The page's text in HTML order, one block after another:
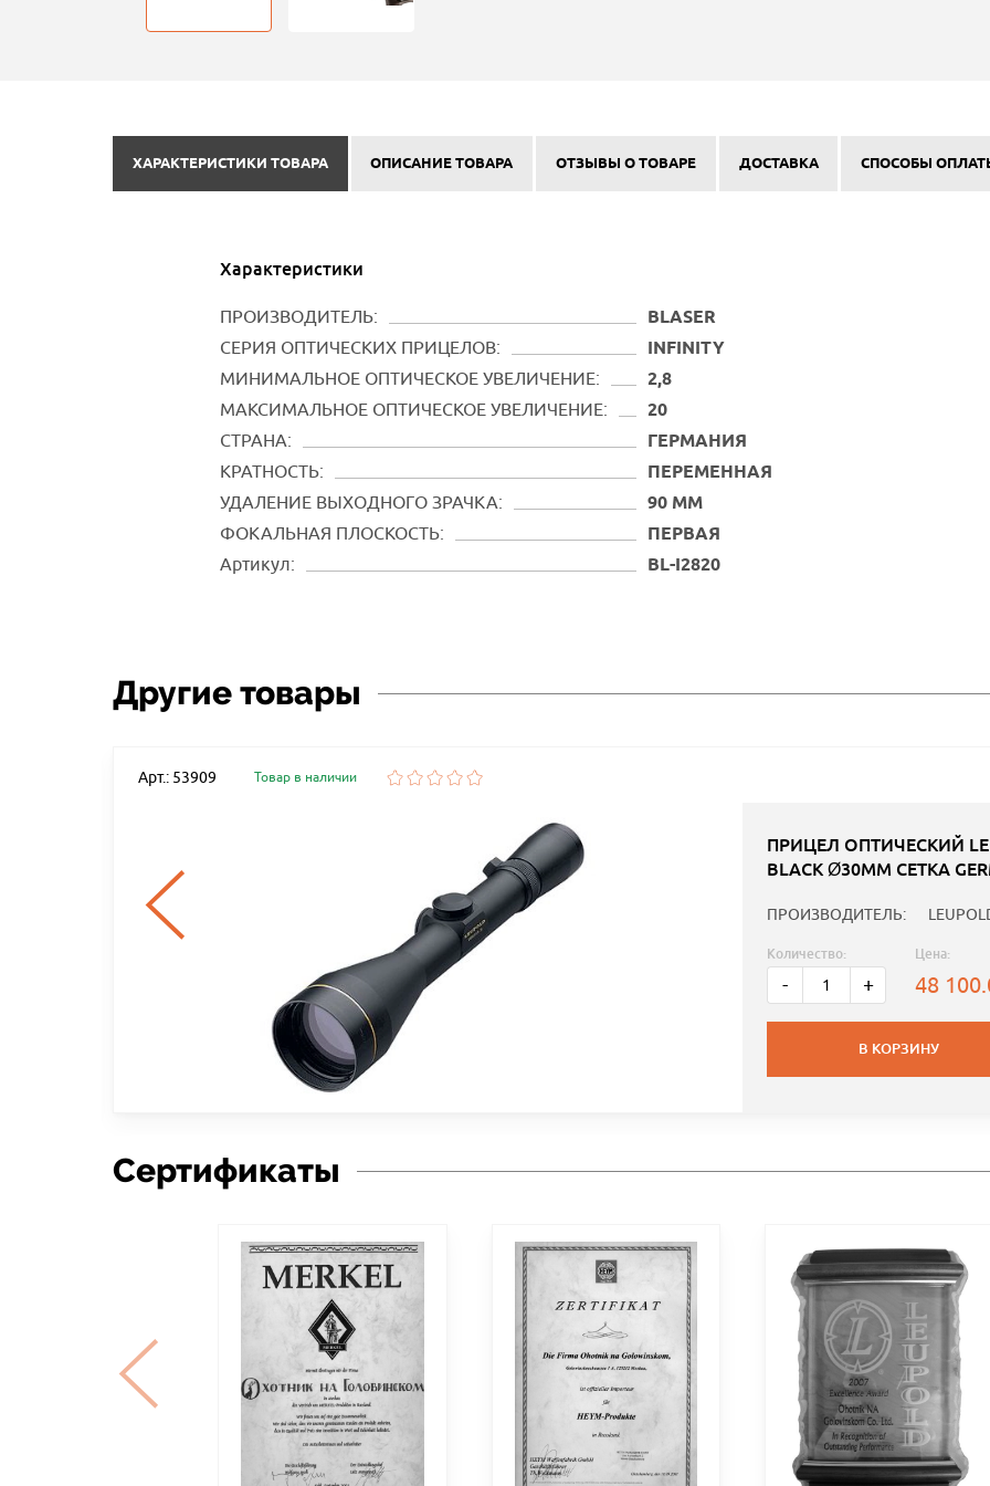
ХАРАКТЕРИСТИКИ ТОВАРА ОПИСАНИЕ ТОВАРА ОТЗЫВЫ О ТОВАРЕ ДОСТАВКА СПОСОБЫ
Характеристики
ПРОИЗВОДИТЕЛЬ: BLASER
СЕРИЯ ОПТИЧЕСКИХ ПРИЦЕЛОВ: INFINITY
МИНИМАЛЬНОЕ ОПТИЧЕСКОЕ УВЕЛИЧЕНИЕ: 2,8
МАКСИМАЛЬНОЕ ОПТИЧЕСКОЕ УВЕЛИЧЕНИЕ: 20
СТРАНА: ГЕРМАНИЯ
КРАТНОСТЬ: ПЕРЕМЕННАЯ
УДАЛЕНИЕ ВЫХОДНОГО ЗРАЧКА: 90 ММ
ФОКАЛЬНАЯ ПЛОСКОСТЬ: ПЕРВАЯ
Артикул: BL-I2820
Другие товары
Арт.: 53909 Товар в наличии
ПРИЦЕЛ ОПТИЧЕСКИЙ
BLACK Ø30MM СЕТКА
ПРОИЗВОДИТЕЛЬ:
Количество:
- +
Цена:
48
В КОРЗИНУ
Сертификаты